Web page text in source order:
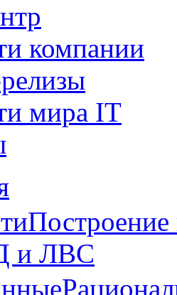
компании
мира IT
и ЛВС